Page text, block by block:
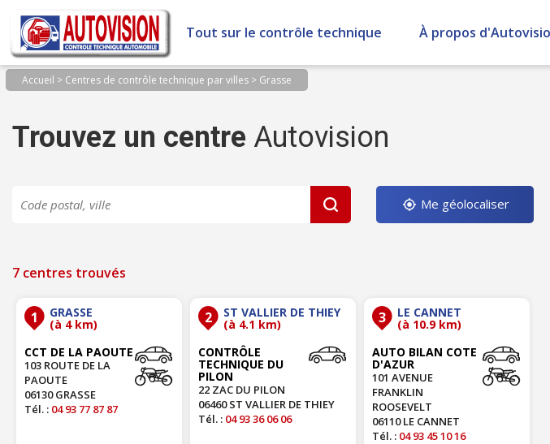
Panneau de gestion des cookies
Tout sur le contrôle technique À propos
Accueil > Centres de contrôle technique par villes> Grasse
Trouvez un centre Autovision
Me géolocaliser
7 centres trouvés
1 GRASSE
(à 4 km)
CCT DE LA PAOUTE
103 ROUTE DE LA
PAOUTE
06130 GRASSE
Tél. : 04 93 77 87 87
2 ST VALLIER DE THIEY
(à 4.1 km)
CONTRÔLE
TECHNIQUE DU
PILON
22 ZAC DU PILON
06460 ST VALLIER DE THIEY
Tél. : 04 93 36 06 06
3 LE CANNET
(à 10.9 km)
AUTO BILAN COTE
D'AZUR
101 AVENUE
FRANKLIN
ROOSEVELT
06110 LE CANNET
Tél. : 04 93 45 10 16